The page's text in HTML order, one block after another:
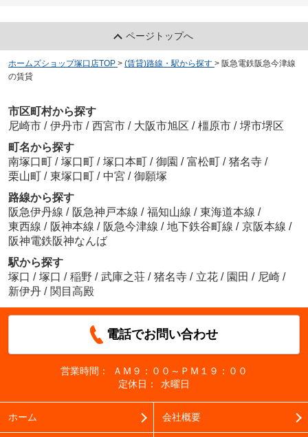
ページトップへ
ホームズショップ塚口店TOP > (賃貸)路線・駅から探す > 阪急電鉄阪急今津線
の賃貸
市区町村から探す
尼崎市 / 伊丹市 / 西宮市 / 大阪市旭区 / 橿原市 / 堺市堺区
町名から探す
南塚口町 / 塚口町 / 塚口本町 / 御園 / 富松町 / 猪名寺 /
栗山町 / 東塚口町 / 中宮 / 御願塚
路線から探す
阪急伊丹線 / 阪急神戸本線 / 福知山線 / 東海道本線 /
東西線 / 阪神本線 / 阪急今津線 / 地下鉄谷町線 / 京阪本線 /
阪神電鉄阪神なんば
駅から探す
塚口 / 塚口 / 稲野 / 武庫之荘 / 猪名寺 / 立花 / 園田 / 尼崎 /
新伊丹 / 関目高殿
電話でお問い合わせ
営業時間：
ＡＭ９：００～ＰＭ１９：００
定休日：
水曜日
ホーム 会社概要